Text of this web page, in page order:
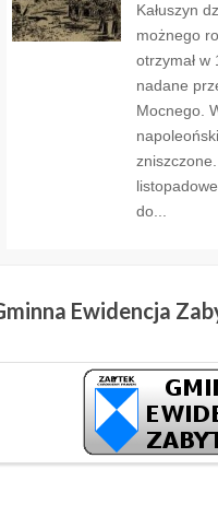
Kałuszyn
możnego
otrzymał w
nadane
Mocnego.
do...
Ewidencja